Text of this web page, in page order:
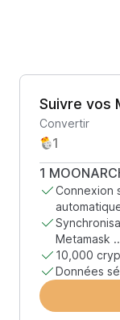
Suivre vos
Convertir
1
Connexion
Metamask
10,000
Données